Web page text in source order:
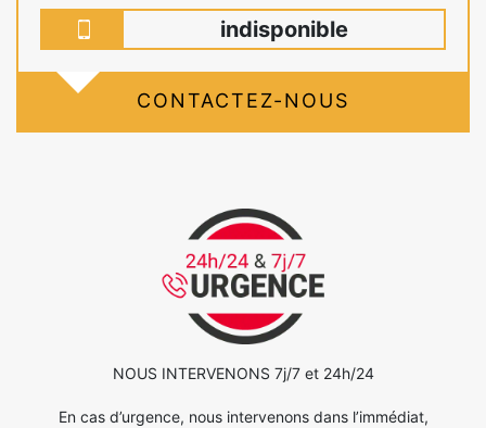
indisponible
CONTACTEZ-NOUS
NOUS INTERVENONS 7j/7 et 24h/24
En cas d’urgence, nous intervenons dans l’immédiat,